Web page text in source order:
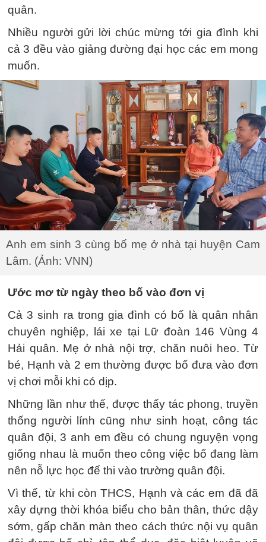
quân.
Nhiều người gửi lời chúc mừng tới gia đình khi
cả 3 đều vào giảng đường đại học các em mong
muốn.
Anh em sinh 3 cùng bố mẹ ở nhà tại huyện Cam
Lâm. (Ảnh: VNN)
Ước mơ từ ngày theo bố vào đơn vị
Cả 3 sinh ra trong gia đình có bố là quân nhân
chuyên nghiệp, lái xe tại Lữ đoàn 146 Vùng 4
Hải quân. Mẹ ở nhà nội trợ, chăn nuôi heo. Từ
bé, Hạnh và 2 em thường được bố đưa vào đơn
vị chơi mỗi khi có dịp.
Những lần như thế, được thấy tác phong, truyền
thống người lính cũng như sinh hoạt, công tác
quân đội, 3 anh em đều có chung nguyện vọng
giống nhau là muốn theo công việc bố đang làm
nên nỗ lực học để thi vào trường quân đội.
Vì thế, từ khi còn THCS, Hạnh và các em đã đã
xây dựng thời khóa biểu cho bản thân, thức dậy
sớm, gấp chăn màn theo cách thức nội vụ quân